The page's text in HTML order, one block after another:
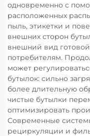
одновременно с
расположенных
пыль, этикетки и
внешних сторон
внешний вид
потребителям.
может
бутылок: сильно
более длительную
чистые бутылки
оптимизировать
Современные
рециркуляции и